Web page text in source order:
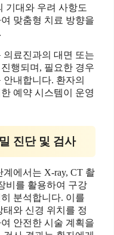
기대와 우려 사항도
맞춤형 치료 방향을
의료진과의 대면 또는
행되며, 필요한 경우
안내합니다. 환자의
예약 시스템이 운영
진단 및 검사
계에서는 X-ray, CT 촬
비를 활용하여 구강
분석합니다. 이를
태와 신경 위치를 정
안전한 시술 계획을